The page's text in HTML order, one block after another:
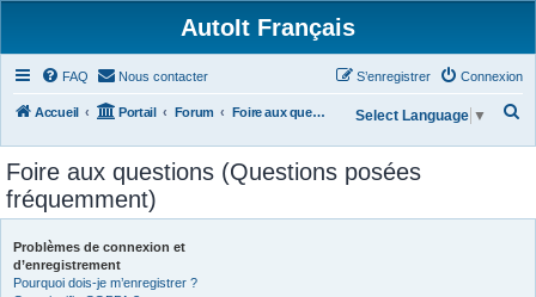
AutoIt Français
FAQ Nous contacter Connexion
S’enregistrer
Accueil Portail Forum Foire aux questions (Questions posées fréquemment) Select Language ▼
Foire aux questions (Questions posées
fréquemment)
Problèmes de connexion et
d’enregistrement
Pourquoi dois-je m’enregistrer ?